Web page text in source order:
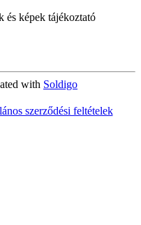
és képek tájékoztató
with Soldigo
szerződési feltételek